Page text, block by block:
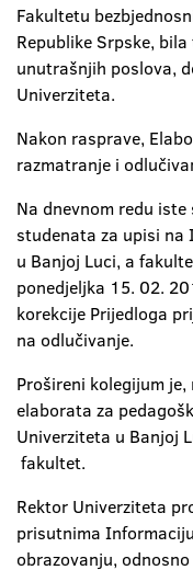
Fakultetu
Republike Srpske,
unutrašnjih poslova,
Univerziteta.
Nakon rasprave,
razmatranje i
Na dnevnom redu
studenata za upisi
u Banjoj Luci, a
ponedjeljka 15. 02.
korekcije Prijedloga
na odlučivanje.
Prošireni kolegijum
elaborata za
Univerziteta u Banjoj
fakultet.
Rektor Univerziteta
prisutnima
obrazovanju,